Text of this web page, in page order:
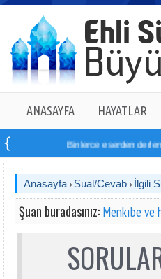
ANASAYFA HAYATLAR
Binlerce eserden
Anasayfa Sual/Cevab İlgili
Şuan buradasınız: Menkıbe